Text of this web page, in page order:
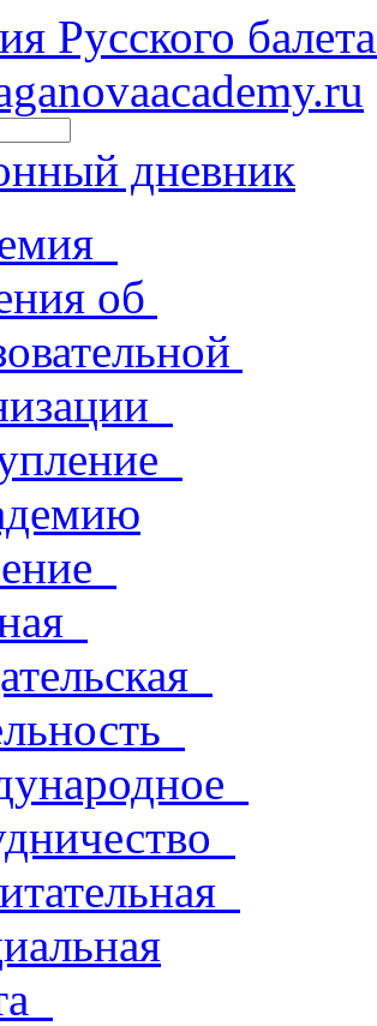
Русского
дневник
об